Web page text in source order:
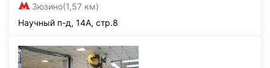
Зюзино(1,57 км)
Научный п-д, 14А, стр.8